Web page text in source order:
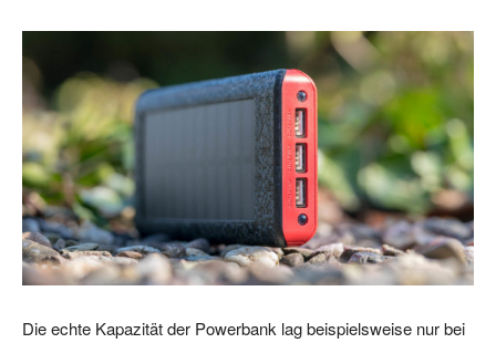
Die echte Kapazität der Powerbank lag beispielsweise nur bei